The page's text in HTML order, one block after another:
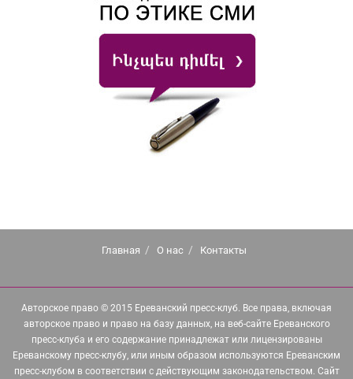
Главная О нас Контакты
Авторское право © 2015 Ереванский пресс-клуб. Все права, включая
авторское право и право на базу данных, на веб-сайте Ереванского
пресс-клуба и его содержание принадлежат или лицензированы
Ереванскому пресс-клубу, или иным образом используются Ереванским
пресс-клубом в соответствии с действующим законодательством. Сайт